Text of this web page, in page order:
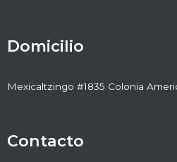
Domicilio
Mexicaltzingo #1835 Colonia
Contacto